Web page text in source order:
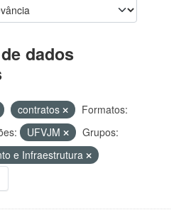
dados
contratos
Formatos:
UFVJM
Grupos:
e Infraestrutura